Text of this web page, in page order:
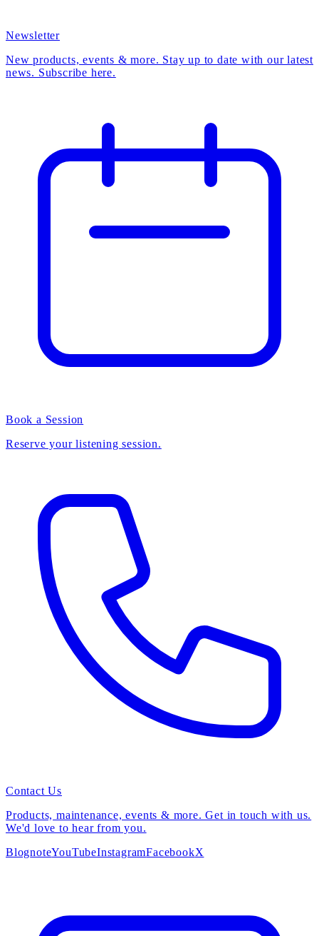
Newsletter
New products, events & more. Stay up to date with our latest
news. Subscribe here.
Book a Session
Reserve your listening session.
Contact Us
Products, maintenance, events & more. Get in touch with us.
We'd love to hear from you.
BlognoteYouTubeInstagramFacebookX